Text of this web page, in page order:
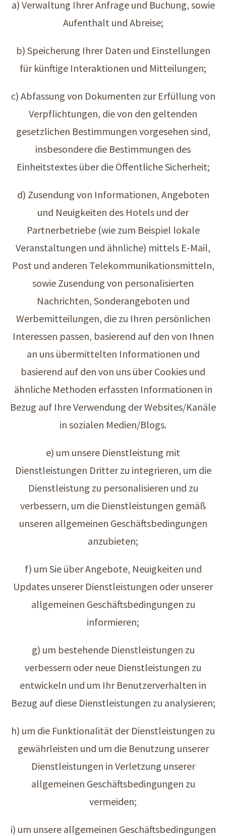
a) Verwaltung Ihrer Anfrage und Buchung, sowie
Aufenthalt und Abreise;
b) Speicherung Ihrer Daten und Einstellungen
für künftige Interaktionen und Mitteilungen;
c) Abfassung von Dokumenten zur Erfüllung von
Verpflichtungen, die von den geltenden
gesetzlichen Bestimmungen vorgesehen sind,
insbesondere die Bestimmungen des
Einheitstextes über die Öffentliche Sicherheit;
d) Zusendung von Informationen, Angeboten
und Neuigkeiten des Hotels und der
Partnerbetriebe (wie zum Beispiel lokale
Veranstaltungen und ähnliche) mittels E-Mail,
Post und anderen Telekommunikationsmitteln,
sowie Zusendung von personalisierten
Nachrichten, Sonderangeboten und
Werbemitteilungen, die zu Ihren persönlichen
Interessen passen, basierend auf den von Ihnen
an uns übermittelten Informationen und
basierend auf den von uns über Cookies und
ähnliche Methoden erfassten Informationen in
Bezug auf Ihre Verwendung der Websites/Kanäle
in sozialen Medien/Blogs.
e) um unsere Dienstleistung mit
Dienstleistungen Dritter zu integrieren, um die
Dienstleistung zu personalisieren und zu
verbessern, um die Dienstleistungen gemäß
unseren allgemeinen Geschäftsbedingungen
anzubieten;
f) um Sie über Angebote, Neuigkeiten und
Updates unserer Dienstleistungen oder unserer
allgemeinen Geschäftsbedingungen zu
informieren;
g) um bestehende Dienstleistungen zu
verbessern oder neue Dienstleistungen zu
entwickeln und um Ihr Benutzerverhalten in
Bezug auf diese Dienstleistungen zu analysieren;
h) um die Funktionalität der Dienstleistungen zu
gewährleisten und um die Benutzung unserer
Dienstleistungen in Verletzung unserer
allgemeinen Geschäftsbedingungen zu
vermeiden;
i) um unsere allgemeinen Geschäftsbedingungen